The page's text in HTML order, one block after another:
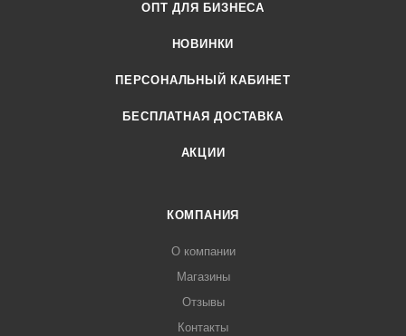
ОПТ ДЛЯ БИЗНЕСА
НОВИНКИ
ПЕРСОНАЛЬНЫЙ КАБИНЕТ
БЕСПЛАТНАЯ ДОСТАВКА
АКЦИИ
КОМПАНИЯ
О компании
Магазины
Отзывы
Контакты